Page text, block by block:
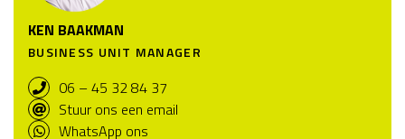
KEN BAAKMAN
BUSINESS UNIT MANAGER
06 – 45 32 84 37
Stuur ons een email
WhatsApp ons